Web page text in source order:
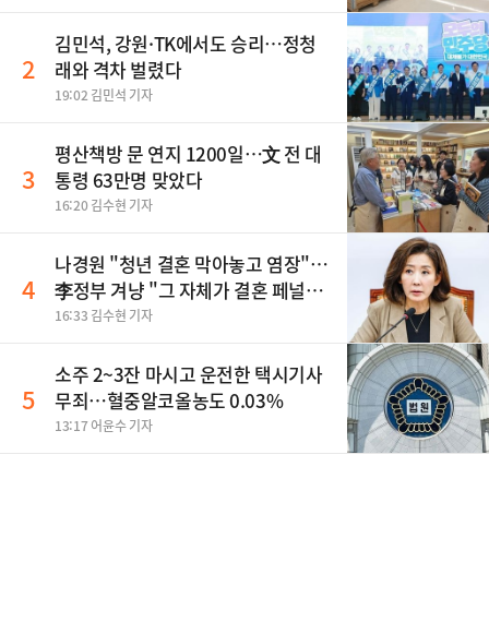
2
김민석, 강원·TK에서도 승리…정청
래와 격차 벌렸다
19:02 김민석 기자
3
평산책방 문 연지 1200일…文 전 대
통령 63만명 맞았다
16:20 김수현 기자
4
나경원 "청년 결혼 막아놓고 염장"…
李정부 겨냥 "그 자체가 결혼 페널
티"
16:33 김수현 기자
5
소주 2~3잔 마시고 운전한 택시기사
무죄…혈중알코올농도 0.03%
13:17 어윤수 기자